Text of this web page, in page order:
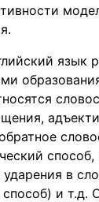
язык
способ,
в
и т.д.